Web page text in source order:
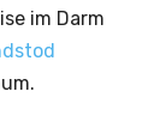
im Darm